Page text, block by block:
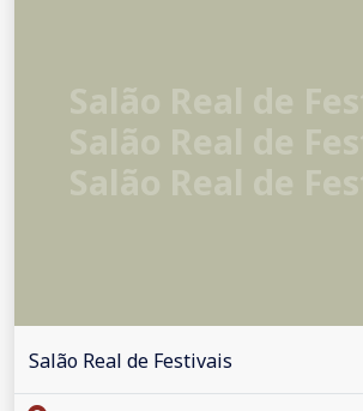
Salão Real de Festivais